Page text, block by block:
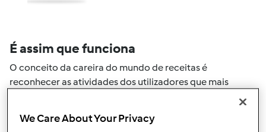
É assim que funciona
O conceito da careira do mundo de receitas é
reconhecer as atividades dos utilizadores que mais
pontos. Ao atingir um certo numero de pontos, atingirá
We Care About Your Privacy